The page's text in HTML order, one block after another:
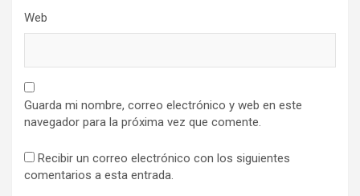
Web
Guarda mi nombre, correo electrónico y web en este
navegador para la próxima vez que comente.
Recibir un correo electrónico con los siguientes
comentarios a esta entrada.